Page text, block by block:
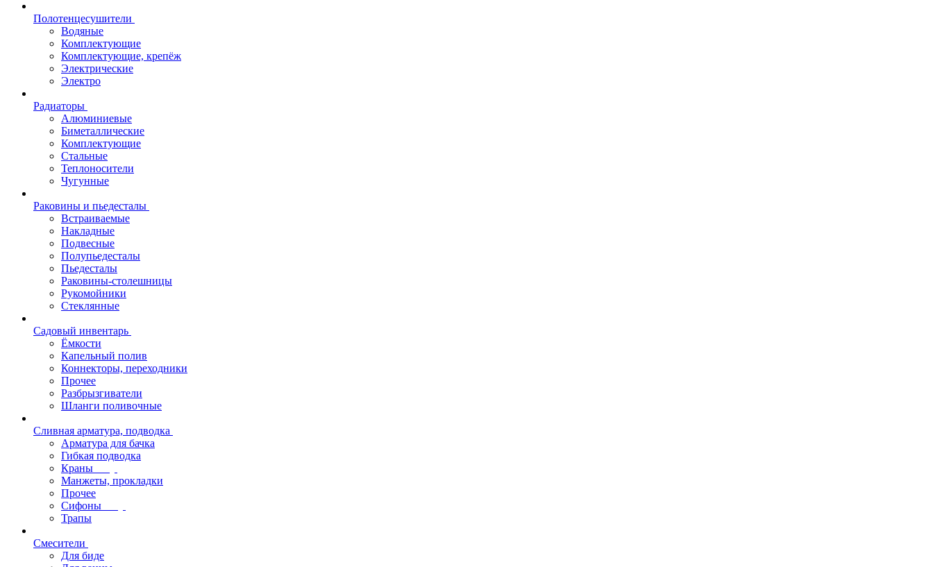
Полотенцесушители
Водяные
Комплектующие
Комплектующие, крепёж
Электрические
Электро
Радиаторы
Алюминиевые
Биметаллические
Комплектующие
Стальные
Теплоносители
Чугунные
Раковины и пьедесталы
Встраиваемые
Накладные
Подвесные
Полупьедесталы
Пьедесталы
Раковины-столешницы
Рукомойники
Стеклянные
Садовый инвентарь
Ёмкости
Капельный полив
Коннекторы, переходники
Прочее
Разбрызгиватели
Шланги поливочные
Сливная арматура, подводка
Арматура для бачка
Гибкая подводка
Краны
Манжеты, прокладки
Прочее
Сифоны
Трапы
Смесители
Для биде